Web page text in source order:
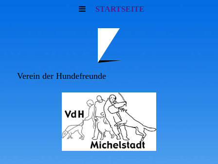
STARTSEITE
Verein der Hundefreunde